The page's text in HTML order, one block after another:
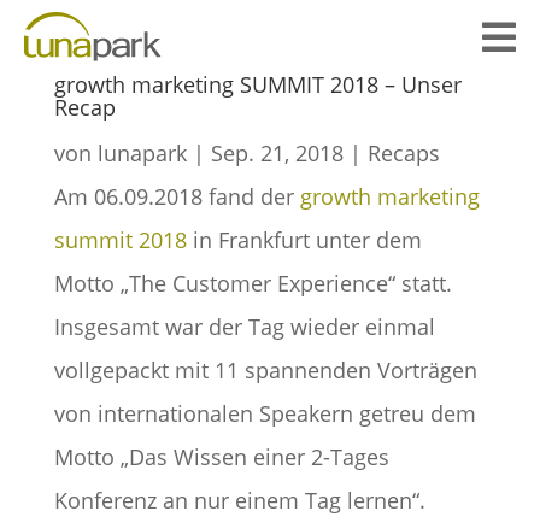

growth marketing SUMMIT 2018 – Unser
Recap
von lunapark| Sep. 21, 2018| Recaps
Am 06.09.2018 fand der growth marketing
summit 2018in Frankfurt unter dem
Motto „The Customer Experience“ statt.
Insgesamt war der Tag wieder einmal
vollgepackt mit 11 spannenden Vorträgen
von internationalen Speakern getreu dem
Motto „Das Wissen einer 2-Tages
Konferenz an nur einem Tag lernen“.